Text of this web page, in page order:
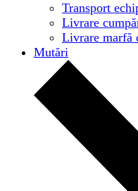
Transport
Livrare
Livrare marfă
Mutări